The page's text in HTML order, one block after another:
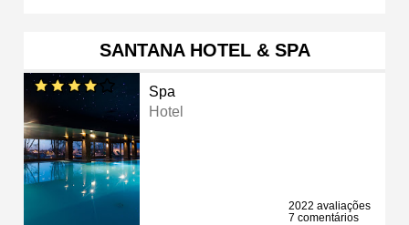
SANTANA HOTEL & SPA
Spa
Hotel
2022 avaliações
7 comentários